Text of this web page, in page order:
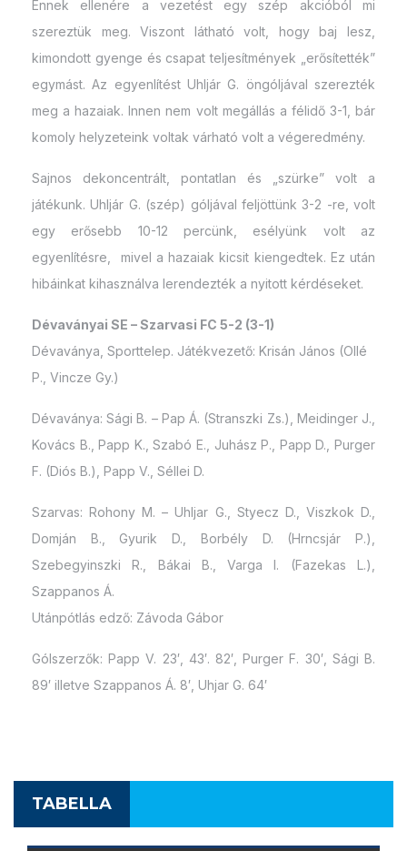
Ennek ellenére a vezetést egy szép akcióból mi
szereztük meg. Viszont látható volt, hogy baj lesz,
kimondott gyenge és csapat teljesítmények „erősítették”
egymást. Az egyenlítést Uhljár G. öngóljával szerezték
meg a hazaiak. Innen nem volt megállás a félidő 3-1, bár
komoly helyzeteink voltak várható volt a végeredmény.
Sajnos dekoncentrált, pontatlan és „szürke” volt a
játékunk. Uhljár G. (szép) góljával feljöttünk 3-2 -re, volt
egy erősebb 10-12 percünk, esélyünk volt az
egyenlítésre, mivel a hazaiak kicsit kiengedtek. Ez után
hibáinkat kihasználva lerendezték a nyitott kérdéseket.
Dévaványai SE – Szarvasi FC 5-2 (3-1)
Dévaványa, Sporttelep. Játékvezető: Krisán János (Ollé
P., Vincze Gy.)
Dévaványa: Sági B. – Pap Á. (Stranszki Zs.), Meidinger J.,
Kovács B., Papp K., Szabó E., Juhász P., Papp D., Purger
F. (Diós B.), Papp V., Séllei D.
Szarvas: Rohony M. – Uhljar G., Styecz D., Viszkok D.,
Domján B., Gyurik D., Borbély D. (Hrncsjár P.),
Szebegyinszki R., Bákai B., Varga I. (Fazekas L.),
Szappanos Á.
Utánpótlás edző: Závoda Gábor
Gólszerzők: Papp V. 23′, 43′. 82′, Purger F. 30′, Sági B.
89′ illetve Szappanos Á. 8′, Uhjar G. 64′
TABELLA